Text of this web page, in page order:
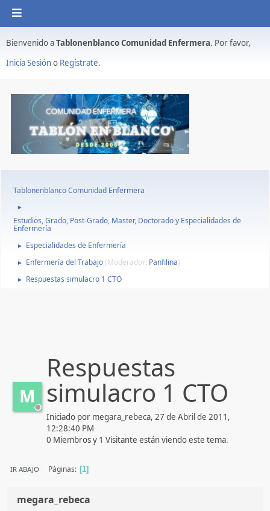
Bienvenido aTablonenblanco Comunidad Enfermera. Por favor,
Inicia Sesióno Regístrate.
Tablonenblanco Comunidad Enfermera
►
Estudios, Grado, Post-Grado, Master, Doctorado y Especialidades de
Enfermería
► Especialidades de Enfermería
► Enfermería del Trabajo (Moderador: Panfilina)
► Respuestas simulacro 1 CTO
M
Respuestas
simulacro 1 CTO
Iniciado por megara_rebeca, 27 de Abril de 2011,
12:28:40 PM
0 Miembros y 1 Visitante están viendo este tema.
IR ABAJO Páginas 1
megara_rebeca